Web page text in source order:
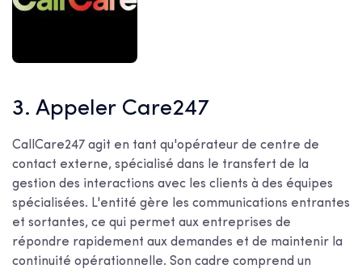
3. Appeler Care247
CallCare247 agit en tant qu'opérateur de centre de
contact externe, spécialisé dans le transfert de la
gestion des interactions avec les clients à des équipes
spécialisées. L'entité gère les communications entrantes
et sortantes, ce qui permet aux entreprises de
répondre rapidement aux demandes et de maintenir la
continuité opérationnelle. Son cadre comprend un